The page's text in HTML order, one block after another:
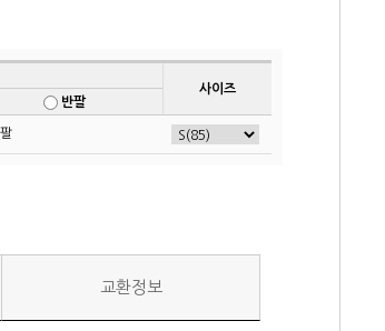
사이즈
반팔
교환정보